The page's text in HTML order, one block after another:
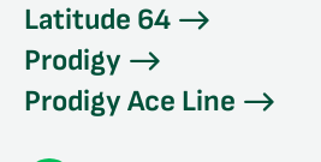
Latitude 64
Prodigy
Prodigy Ace Line